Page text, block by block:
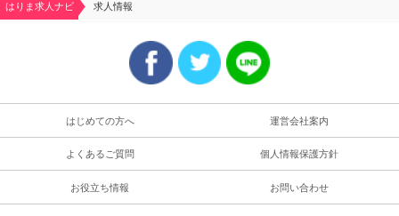
はりま求人ナビ 求人情報
はじめての方へ 運営会社案内
よくあるご質問 個人情報保護方針
お役立ち情報 お問い合わせ